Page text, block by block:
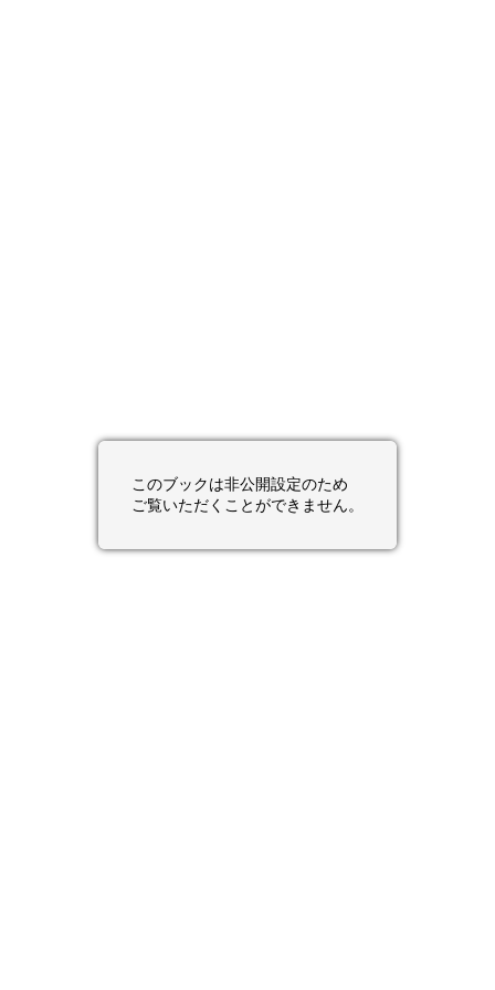
このブックは非公開設定のため
ご覧いただくことができません。